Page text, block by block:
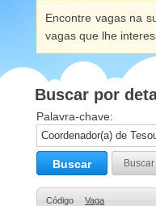
Encontre vagas na
vagas que lhe
Buscar por
Palavra-chave:
Buscar
Código Vaga